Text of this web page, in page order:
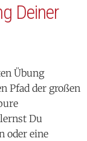
Deiner
Übung
Pfad der großen
Du
oder eine